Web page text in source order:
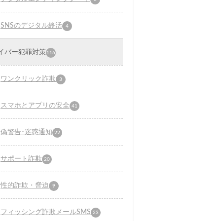
SNSのデジタル終活 4
バー犯罪対策 116
ワンクリック詐欺 3
スマホとアプリの安全 41
偽警告･迷惑通知 22
サポート詐欺 20
性的詐欺・脅迫 9
フィッシング詐欺メールSMS 23